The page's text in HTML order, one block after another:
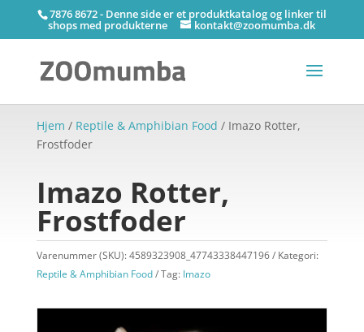
7876 8672 - Denne side er et produktkatalog og linker til
shops med produkterne kontakt@zoomumba.dk
Hjem / Reptile & Amphibian Food / Imazo Rotter,
Frostfoder
Imazo Rotter,
Frostfoder
Varenummer (SKU):4589323908_47743338447196
Kategori:
Reptile & Amphibian Food
Tag: Imazo